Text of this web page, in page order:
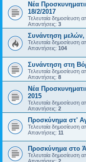
Νέα
18/2/2017
Τελευταία δημοσίευση
Απαντήσεις: 3
Συνάντηση μελών,
Τελευταία δημοσίευση
Απαντήσεις: 104
Συνάντηση στη
Τελευταία δημοσίευση
Απαντήσεις: 8
Νέα
2015
Τελευταία δημοσίευση
Απαντήσεις: 2
Προσκύνημα στ'
Τελευταία δημοσίευση
Απαντήσεις: 11
Προσκύνημα στο
Τελευταία δημοσίευση